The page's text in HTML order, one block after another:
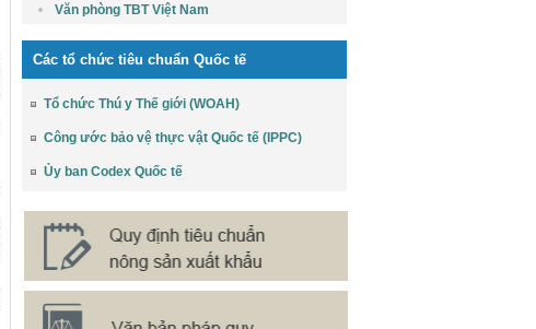
Văn phòng TBT Việt Nam
Các tổ chức tiêu chuẩn Quốc tế
Tổ chức Thú y Thế giới (WOAH)
Công ước bảo vệ thực vật Quốc tế (IPPC)
Ủy ban Codex Quốc tế